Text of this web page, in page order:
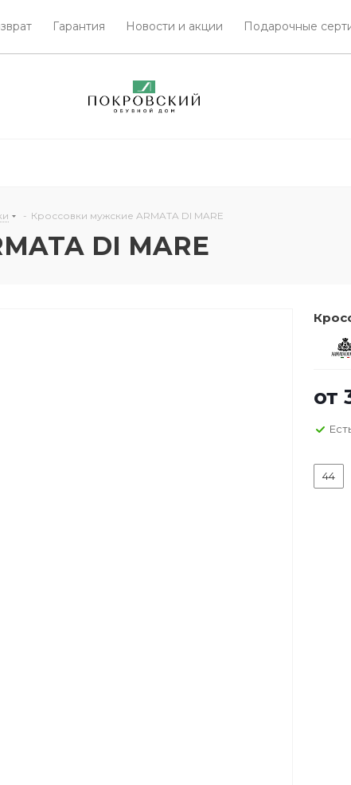
Гарантия Новости и акции Подарочные
- Кроссовки мужские ARMATA DI MARE
DI MARE
от
44